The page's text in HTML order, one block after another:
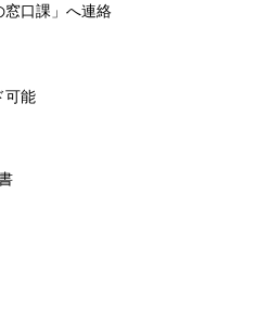
窓口課」へ連絡
可能